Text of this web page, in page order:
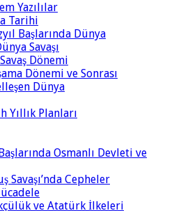
Yazılılar
Tarihi
Başlarında Dünya
Savaşı
Dönemi
Dönemi ve Sonrası
Dünya
Yıllık Planları
Osmanlı Devleti ve
Savaşı’nda Cepheler
ve Atatürk İlkeleri